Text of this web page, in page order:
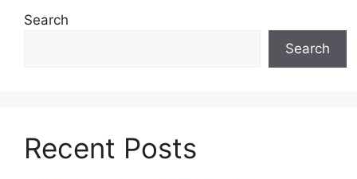
Search
Search
Recent Posts